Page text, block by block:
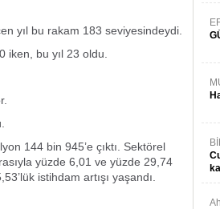
yıl bu rakam 183 seviyesindeydi.
iken, bu yıl 23 oldu.
144 bin 945’e çıktı. Sektörel
yüzde 6,01 ve yüzde 29,74
istihdam artışı yaşandı.